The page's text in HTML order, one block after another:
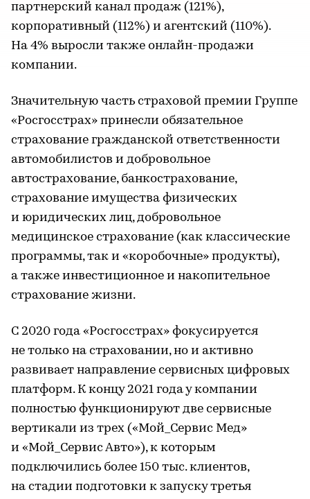
партнерский канал продаж (121%),
корпоративный (112%) и агентский (110%).
На 4% выросли также онлайн-продажи
компании.
Значительную часть страховой премии Группе
«Росгосстрах» принесли обязательное
страхование гражданской ответственности
автомобилистов и добровольное
автострахование, банкострахование,
страхование имущества физических
и юридических лиц, добровольное
медицинское страхование (как классические
программы, так и «коробочные» продукты),
а также инвестиционное и накопительное
страхование жизни.
С 2020 года «Росгосстрах» фокусируется
не только на страховании, но и активно
развивает направление сервисных цифровых
платформ. К концу 2021 года у компании
полностью функционируют две сервисные
вертикали из трех («Мой_Сервис Мед»
и «Мой_Сервис Авто»), к которым
подключились более 150 тыс. клиентов,
на стадии подготовки к запуску третья